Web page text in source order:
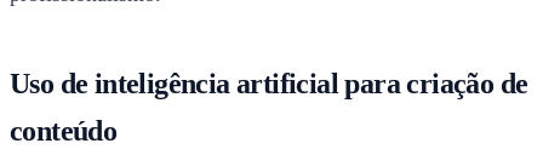
Uso de inteligência artificial para criação de
conteúdo